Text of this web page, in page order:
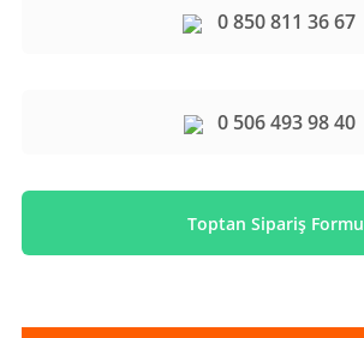
0 850 811 36 67
0 506 493 98 40
Toptan Sipariş Formu